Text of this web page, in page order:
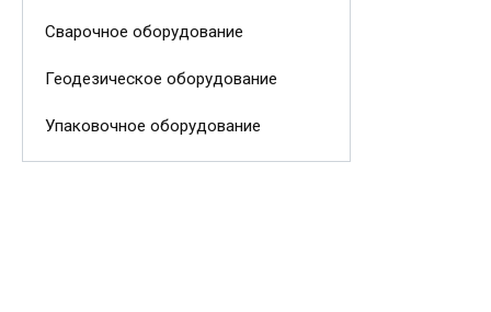
Сварочное оборудование
Геодезическое оборудование
Упаковочное оборудование